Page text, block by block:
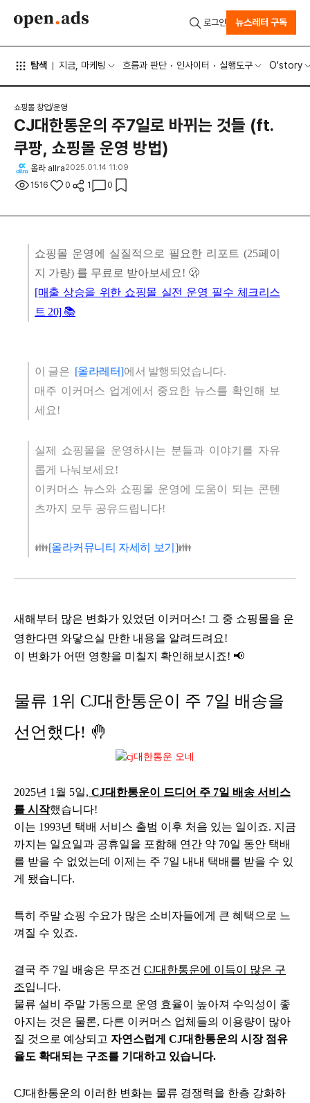
탐색 지금, 마케팅 흐름과 판단 인사이터 실행도구 O'story
로그인 뉴스레터 구독
쇼핑몰 창업/운영
CJ대한통운의 주7일로 바뀌는 것들 (ft.
쿠팡, 쇼핑몰 운영 방법)
올라 allra2025.01.14 11:09
1516 0 1 0
쇼핑몰 운영에 실질적으로 필요한 리포트 (25페이
지 가량) 를 무료로 받아보세요! 🫢
[매출 상승을 위한 쇼핑몰 실전 운영 필수 체크리스
트 20] 📚
이 글은 [올라레터]에서 발행되었습니다.
매주 이커머스 업계에서 중요한 뉴스를 확인해 보
세요!
실제 쇼핑몰을 운영하시는 분들과 이야기를 자유
롭게 나눠보세요!
이커머스 뉴스와 쇼핑몰 운영에 도움이 되는 콘텐
츠까지 모두 공유드립니다!
👪[올라커뮤니티 자세히 보기]👪
새해부터 많은 변화가 있었던 이커머스! 그 중 쇼핑몰을 운
영한다면 와닿으실 만한 내용을 알려드려요!
이 변화가 어떤 영향을 미칠지 확인해보시죠! 📢
물류 1위 CJ대한통운이 주 7일 배송을
선언했다! 🤚
2025년 1월 5일, CJ대한통운이 드디어 주 7일 배송 서비스
를 시작했습니다!
이는 1993년 택배 서비스 출범 이후 처음 있는 일이죠. 지금
까지는 일요일과 공휴일을 포함해 연간 약 70일 동안 택배
를 받을 수 없었는데 이제는 주 7일 내내 택배를 받을 수 있
게 됐습니다.
특히 주말 쇼핑 수요가 많은 소비자들에게 큰 혜택으로 느
껴질 수 있죠.
결국 주 7일 배송은 무조건 CJ대한통운에 이득이 많은 구
조입니다.
물류 설비 주말 가동으로 운영 효율이 높아져 수익성이 좋
아지는 것은 물론, 다른 이커머스 업체들의 이용량이 많아
질 것으로 예상되고 자연스럽게 CJ대한통운의 시장 점유
율도 확대되는 구조를 기대하고 있습니다.
CJ대한통운의 이러한 변화는 물류 경쟁력을 한층 강화하